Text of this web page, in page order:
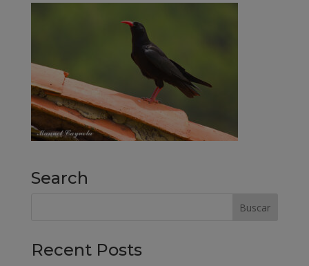
Search
Recent Posts